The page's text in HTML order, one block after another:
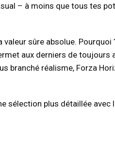
– à moins que tous tes
valeur sûre absolue. Pourquoi
aux derniers de toujours
branché réalisme, Forza
sélection plus détaillée